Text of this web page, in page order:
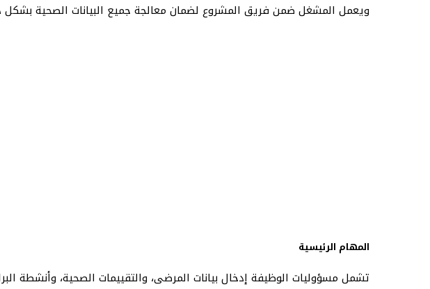
ويعمل المشغل ضمن فريق المشروع لضمان معالجة جميع البيانات الصحية بشكل
المهام الرئيسية
تشمل مسؤوليات الوظيفة إدخال بيانات المرضى، والتقييمات الصحية، وأنشطة